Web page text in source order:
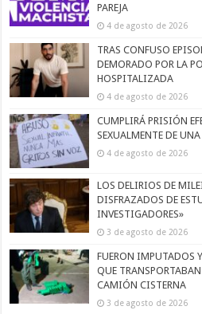
PAREJA
4 de agosto de 2026
TRAS CONFUSO
DEMORADO POR LA
HOSPITALIZADA
4 de agosto de 2026
CUMPLIRÁ PRISIÓN
SEXUALMENTE DE
4 de agosto de 2026
LOS DELIRIOS DE
DISFRAZADOS DE
INVESTIGADORES»
3 de agosto de 2026
FUERON IMPUTADOS
QUE
CAMIÓN CISTERNA
3 de agosto de 2026